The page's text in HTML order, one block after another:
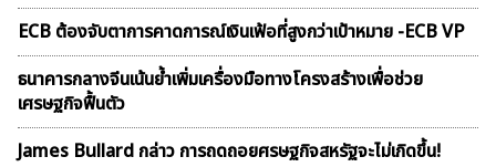
ECB ต้องจับตาการคาดการณ์เงินเฟ้อที่สูงกว่าเป้าหมาย -ECB VP
ธนาคารกลางจีนเน้นย้ำเพิ่มเครื่องมือทางโครงสร้างเพื่อช่วย
เศรษฐกิจฟื้นตัว
James Bullard กล่าว การถดถอยศรษฐกิจสหรัฐจะไม่เกิดขึ้น!